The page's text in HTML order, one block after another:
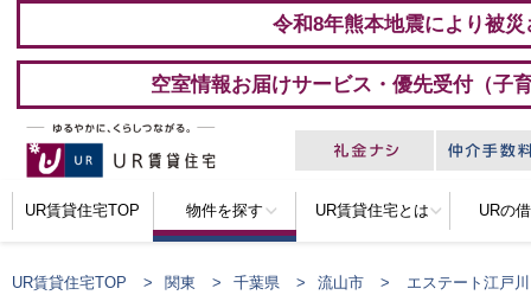
令和8年熊本地震により被
空室情報お届けサービス・優先受付（子
UR賃貸住宅TOP 物件を探す UR賃貸住宅とは URの
UR賃貸住宅TOP 関東 千葉県 流山市 エステート江戸